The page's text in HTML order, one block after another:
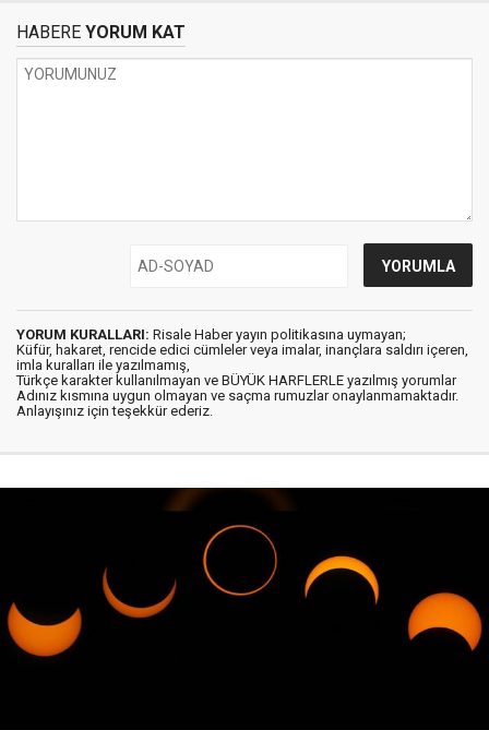
HABERE YORUM KAT
YORUM KURALLARI: Risale Haber yayın politikasına uymayan;
Küfür, hakaret, rencide edici cümleler veya imalar, inançlara saldırı içeren,
imla kuralları ile yazılmamış,
Türkçe karakter kullanılmayan ve BÜYÜK HARFLERLE yazılmış yorumlar
Adınız kısmına uygun olmayan ve saçma rumuzlar onaylanmamaktadır.
Anlayışınız için teşekkür ederiz.